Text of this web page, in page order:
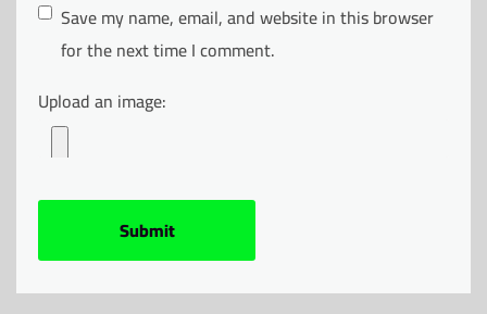
Save my name, email, and website in this browser
for the next time I comment.
Upload an image: